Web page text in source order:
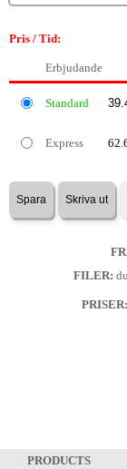
Pris / Tid:
Erbjudande
Standard
Express
Spara Skriva ut
FILER:
PRISER:
PRODUCTS